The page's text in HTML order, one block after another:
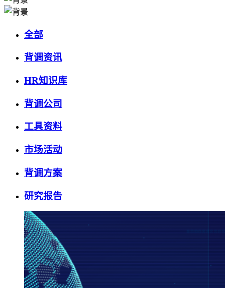
全部
背调资讯
HR知识库
背调公司
工具资料
市场活动
背调方案
研究报告